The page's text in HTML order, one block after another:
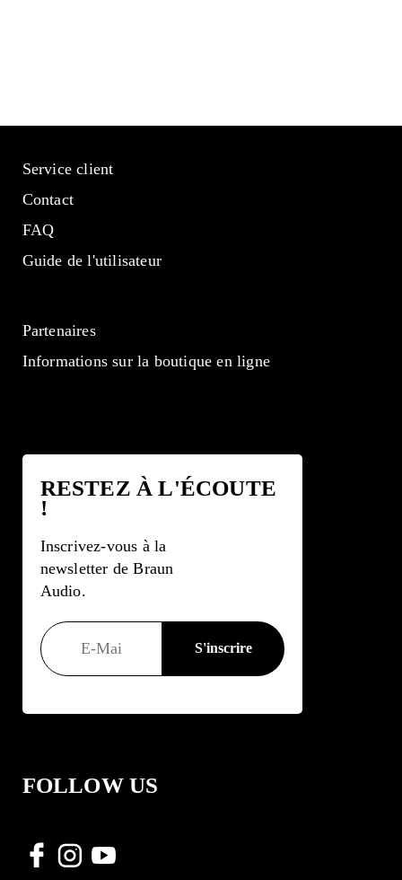
Service client
Contact
FAQ
Guide de l'utilisateur
Partenaires
Informations sur la boutique en ligne
RESTEZ À L'ÉCOUTE
!
Inscrivez-vous à la
newsletter de Braun
Audio.
FOLLOW US